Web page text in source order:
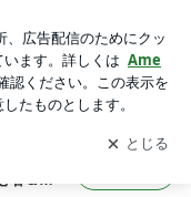
神経痛を改善！～ヨガ
～
を受け取りまし
開く
者＆体